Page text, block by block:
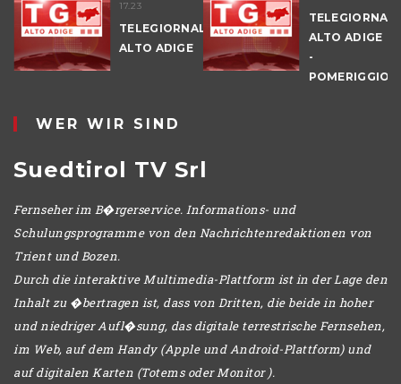
17.23
TELEGIORNALE
ALTO ADIGE
ALTO ADIGE
-
POMERIGGIO
WER WIR SIND
Suedtirol TV Srl
Fernseher im B�rgerservice. Informations- und
Schulungsprogramme von den Nachrichtenredaktionen von
Trient und Bozen.
Durch die interaktive Multimedia-Plattform ist in der Lage den
Inhalt zu �bertragen ist, dass von Dritten, die beide in hoher
und niedriger Aufl�sung, das digitale terrestrische Fernsehen,
im Web, auf dem Handy (Apple und Android-Plattform) und
auf digitalen Karten (Totems oder Monitor ).